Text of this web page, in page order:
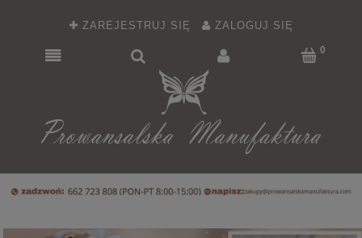
ZAREJESTRUJ SIĘ ZALOGUJ SIĘ